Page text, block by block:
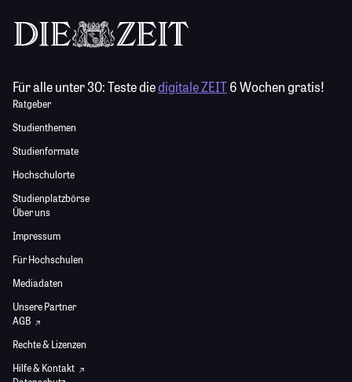
Für alle unter 30:Teste diedigitale ZEIT6 Wochen gratis!
Ratgeber
Studienthemen
Studienformate
Hochschulorte
Studienplatzbörse
Über uns
Impressum
Für Hochschulen
Mediadaten
Unsere Partner
AGB
Rechte & Lizenzen
Hilfe & Kontakt